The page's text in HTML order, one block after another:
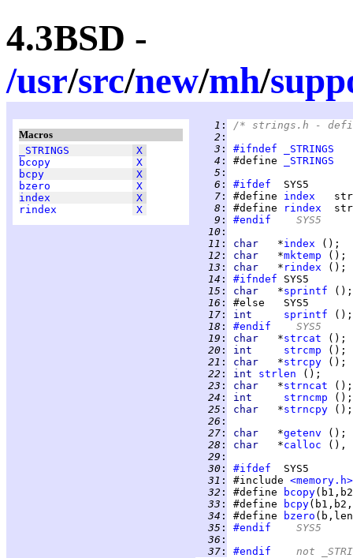
4.3BSD -
/usr/src/new/mh/
Macros
_STRINGS
X
bcopy
X
bcpy
X
bzero
X
index
X
rindex
X
   1
:
/* strings.h -
   2
:
   3
: #ifndef
_STRINGS
   4
: #define
_STRINGS
   5
:
   6
: #ifdef
   7
: #define index
   8
: #define
rindex
   9
: #endif
	SYS5
  10
:
  11
: char *index
  12
: char *mktemp
  13
: char * rindex
  14
: #ifndef
  15
: char *sprintf
  16
:
  17
: int sprintf
  18
: #endif
	SYS5
  19
: char *strcat
  20
: int strcmp
  21
: char *strcpy
  22
: int strlen
  23
: char *strncat
  24
: int strncmp
  25
: char *strncpy
  26
:
  27
: char *getenv
  28
: char *calloc (),
  29
:
  30
: #ifdef
  31
: #include <memory.h>
  32
: #define bcopy
  33
: #define bcpy
  34
: #define bzero
  35
: #endif
	SYS5
  36
:
  37
: #endif
not